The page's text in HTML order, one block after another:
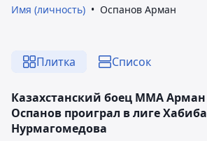
Имя (личность)
Оспанов Арман
Плитка Список
Казахстанский боец ММА Арман
Оспанов проиграл в лиге Хабиба
Нурмагомедова